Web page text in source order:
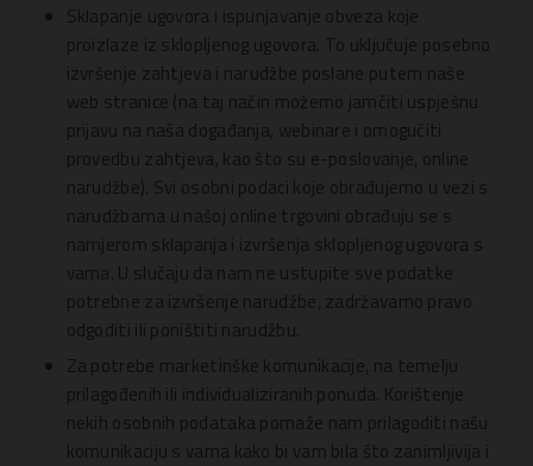
Sklapanje ugovora i ispunjavanje obveza koje
proizlaze iz sklopljenog ugovora. To uključuje posebno
izvršenje zahtjeva i narudžbe poslane putem naše
web stranice (na taj način možemo jamčiti uspješnu
prijavu na naša događanja, webinare i omogućiti
provedbu zahtjeva, kao što su e-poslovanje, online
narudžbe). Svi osobni podaci koje obrađujemo u vezi s
narudžbama u našoj online trgovini obrađuju se s
namjerom sklapanja i izvršenja sklopljenog ugovora s
vama. U slučaju da nam ne ustupite sve podatke
potrebne za izvršenje narudžbe, zadržavamo pravo
odgoditi ili poništiti narudžbu.
Za potrebe marketinške komunikacije, na temelju
prilagođenih ili individualiziranih ponuda. Korištenje
nekih osobnih podataka pomaže nam prilagoditi našu
komunikaciju s vama kako bi vam bila što zanimljivija i